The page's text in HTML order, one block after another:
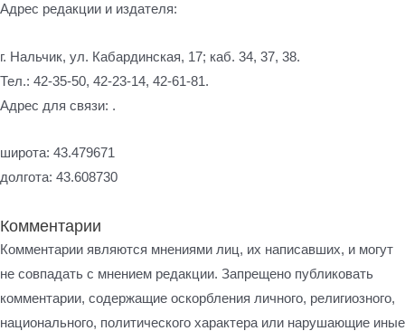
Адрес редакции и издателя:
г. Нальчик, ул. Кабардинская, 17; каб. 34, 37, 38.
Тел.: 42-35-50, 42-23-14, 42-61-81.
Адрес для связи: .
широта: 43.479671
долгота: 43.608730
Комментарии
Комментарии являются мнениями лиц, их написавших, и могут
не совпадать с мнением редакции. Запрещено публиковать
комментарии, содержащие оскорбления личного, религиозного,
национального, политического характера или нарушающие иные